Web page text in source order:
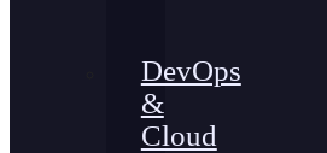
DevOps
&
Cloud